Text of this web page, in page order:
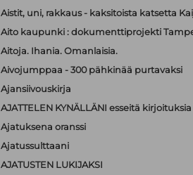
Aistit, uni, rakkaus - kaksitoista katsetta
Aito kaupunki : dokumenttiprojekti
Aitoja. Ihania. Omanlaisia.
Aivojumppaa - 300 pähkinää purtavaksi
Ajansiivouskirja
AJATTELEN KYNÄLLÄNI esseitä kirjoituksia
Ajatuksena oranssi
Ajatussulttaani
AJATUSTEN LUKIJAKSI